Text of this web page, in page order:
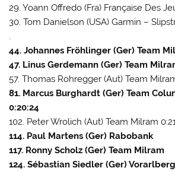
29. Yoann Offredo (Fra) Française Des
30. Tom Danielson (USA) Garmin –
.
44. Johannes Fröhlinger (Ger) Team
47. Linus Gerdemann (Ger) Team
57. Thomas Rohregger (Aut) Team
81. Marcus Burghardt (Ger) Team
0:20:24
102. Peter Wrolich (Aut) Team Milram
114. Paul Martens (Ger) Rabobank
117. Ronny Scholz (Ger) Team Milram
124. Sébastian Siedler (Ger)